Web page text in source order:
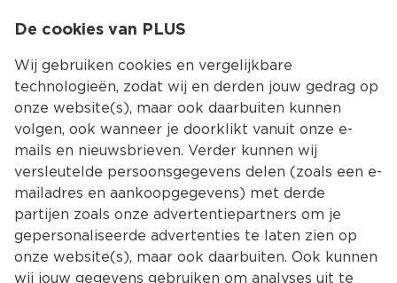
Kies jouw
De cookies van PLUS
Wij gebruiken cookies en vergelijkbare
technologieën, zodat wij en derden jouw gedrag op
onze website(s), maar ook daarbuiten kunnen
volgen, ook wanneer je doorklikt vanuit onze e-
mails en nieuwsbrieven. Verder kunnen wij
versleutelde persoonsgegevens delen (zoals een e-
mailadres en aankoopgegevens) met derde
partijen zoals onze advertentiepartners om je
gepersonaliseerde advertenties te laten zien op
onze website(s), maar ook daarbuiten. Ook kunnen
wij jouw gegevens gebruiken om analyses uit te